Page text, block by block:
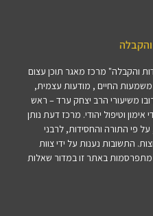
והקבלה" מרכז מאגר תוכן עצום
משמעות החיים , מודעות עצמית,
משיעורי הרב יצחק ערד – ראש
וטיפול יהודי. מרכז דעת נותן
פי התורה והחסידות, לרבני
התשובות נענות על ידי צוות
באתר זו במדור שאלות